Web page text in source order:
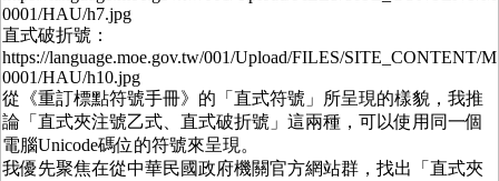
0001/HAU/h7.jpg
直式破折號：
https://language.moe.gov.tw/001/Upload/FILES/SITE_CONTENT/M
0001/HAU/h10.jpg
從《重訂標點符號手冊》的「直式符號」所呈現的樣貌，我推
論「直式夾注號乙式、直式破折號」這兩種，可以使用同一個
電腦Unicode碼位的符號來呈現。
我優先聚焦在從中華民國政府機關官方網站群，找出「直式夾